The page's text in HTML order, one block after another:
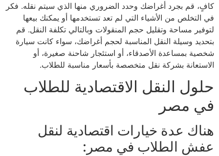
قم بجرد أغراضك وحدد الضروري منها الذي سيتم نقله. فكر
من الأشياء التي لم تعد تستخدمها أو يمكنك بيعها
مساحة وتقليل حجم المنقولات وبالتالي تكلفة النقل. قم
وسيلة النقل المناسبة لحجم أغراضك، سواء كانت سيارة
بمساعدة الأصدقاء، أو استئجار شاحنة صغيرة، أو
بشركة نقل متخصصة بأسعار مناسبة للطلاب.
النقل الاقتصادية للطلاب
مصر
عدة خيارات اقتصادية لنقل
الطلاب في مصر: